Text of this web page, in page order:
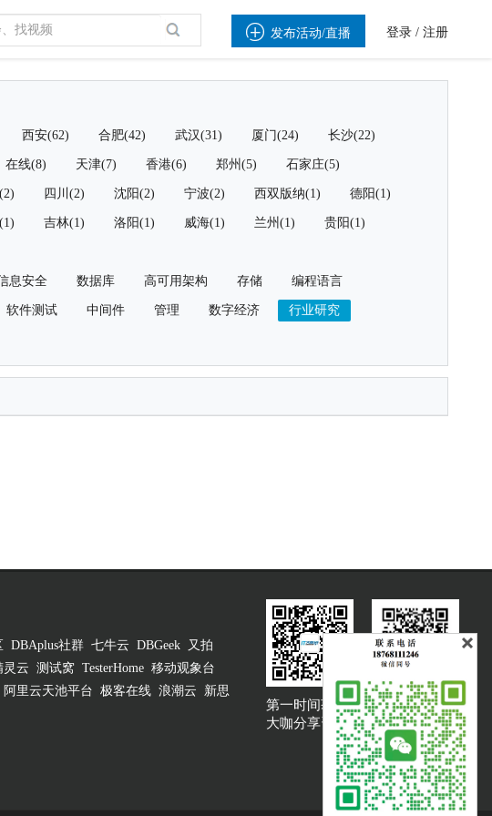
 发布活动/直播 登录 / 注册
西安(62) 合肥(42) 武汉(31) 厦门(24) 长沙(22)
在线(8) 天津(7) 香港(6) 郑州(5) 石家庄(5)
四川(2) 沈阳(2) 宁波(2) 西双版纳(1) 德阳(1)
吉林(1) 洛阳(1) 威海(1) 兰州(1) 贵阳(1)
息安全 数据库 高可用架构 存储 编程语言
软件测试 中间件 管理 数字经济 行业研究
DBAplus社群 七牛云 DBGeek
又拍
灵云 测试窝 TesterHome 移动观象台
阿里云天池平台 极客在线 浪潮云
新思
第一时间获取
大咖分享资讯
大咖说吐槽客服